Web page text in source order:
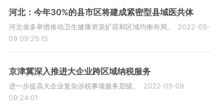
河北：今年30%的县市区将建成紧密型县域医共体
河北省多举措推动卫生健康资源扩容和区域均衡布局。
2022-05-
09 09:25:15
京津冀深入推进大企业跨区域纳税服务
进一步提高大企业复杂涉税事项服务层级。
2022-05-09
09:24:01